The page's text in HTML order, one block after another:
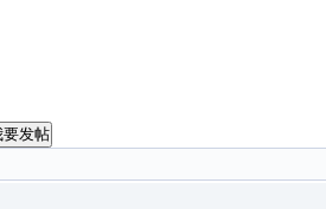
要发帖